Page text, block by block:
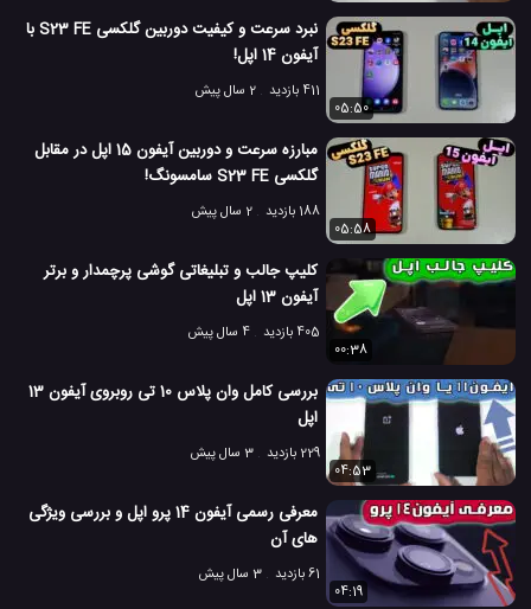
نبرد سرعت و کیفیت دوربین گلکسی S23 FE با
آیفون 14 اپل!
411 بازدید
2 سال پیش
05:50
مبارزه سرعت و دوربین آیفون 15 اپل در مقابل
گلکسی S23 FE سامسونگ!
188 بازدید
2 سال پیش
05:58
کلیپ جالب و تبلیغاتی گوشی پرچمدار و برتر
آیفون 13 اپل
405 بازدید
4 سال پیش
00:38
بررسی کامل وان پلاس 10 تی روبروی آیفون 13
اپل
229 بازدید
3 سال پیش
04:53
معرفی رسمی آیفون 14 پرو اپل و بررسی ویژگی
های آن
61 بازدید
3 سال پیش
04:19